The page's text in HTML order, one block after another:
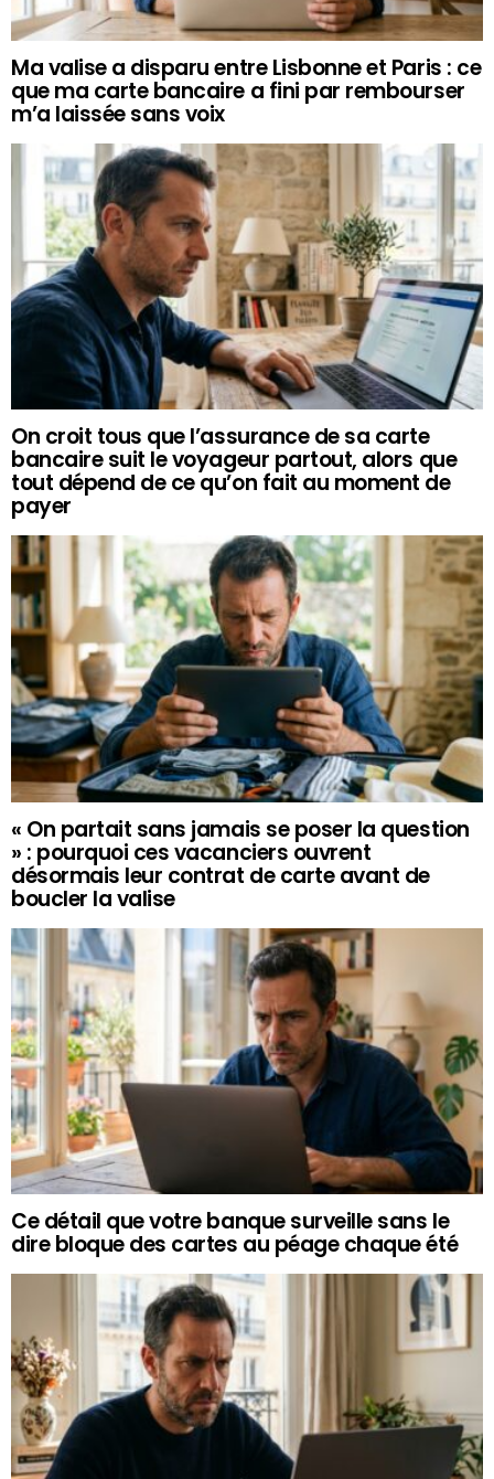
Ma valise a disparu entre Lisbonne et Paris : ce
que ma carte bancaire a fini par rembourser
m’a laissée sans voix
On croit tous que l’assurance de sa carte
bancaire suit le voyageur partout, alors que
tout dépend de ce qu’on fait au moment de
payer
« On partait sans jamais se poser la question
» : pourquoi ces vacanciers ouvrent
désormais leur contrat de carte avant de
boucler la valise
Ce détail que votre banque surveille sans le
dire bloque des cartes au péage chaque été